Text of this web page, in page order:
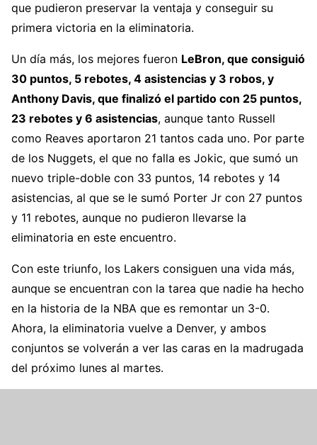
que pudieron preservar la ventaja y conseguir su
primera victoria en la eliminatoria.
Un día más, los mejores fueron LeBron, que consiguió
30 puntos, 5 rebotes, 4 asistencias y 3 robos, y
Anthony Davis, que finalizó el partido con 25 puntos,
23 rebotes y 6 asistencias, aunque tanto Russell
como Reaves aportaron 21 tantos cada uno. Por parte
de los Nuggets, el que no falla es Jokic, que sumó un
nuevo triple-doble con 33 puntos, 14 rebotes y 14
asistencias, al que se le sumó Porter Jr con 27 puntos
y 11 rebotes, aunque no pudieron llevarse la
eliminatoria en este encuentro.
Con este triunfo, los Lakers consiguen una vida más,
aunque se encuentran con la tarea que nadie ha hecho
en la historia de la NBA que es remontar un 3-0.
Ahora, la eliminatoria vuelve a Denver, y ambos
conjuntos se volverán a ver las caras en la madrugada
del próximo lunes al martes.